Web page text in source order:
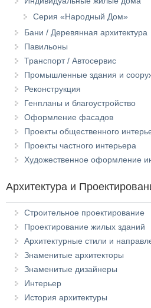
Серия «Народный Дом»
Бани / Деревянная архитектура
Павильоны
Транспорт / Автосервис
Промышленные здания и
Реконструкция
Генпланы и благоустройство
Оформление фасадов
Проекты общественного
Проекты частного интерьера
Художественное оформление
Архитектура и
Строительное проектирование
Проектирование жилых зданий
Архитектурные стили и
Знаменитые архитекторы
Знаменитые дизайнеры
Интерьер
История архитектуры